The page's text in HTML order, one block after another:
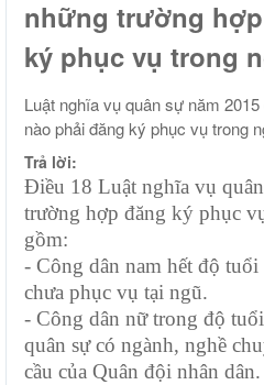
những trường
ký phục vụ trong
Luật nghĩa vụ quân sự năm
nào phải đăng ký phục vụ trong
Trả lời:
Điều 18 Luật nghĩa vụ
trường hợp đăng ký phục
gồm:
- Công dân nam hết độ
chưa phục vụ tại ngũ.
- Công dân nữ trong độ
quân sự có ngành, nghề
cầu của Quân đội nhân dân.